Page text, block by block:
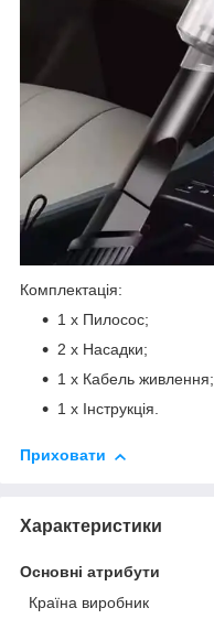
Комплектація:
1 х Пилосос;
2 х Насадки;
1 х Кабель живлення;
1 х Інструкція.
Приховати
Характеристики
Основні атрибути
Країна виробник